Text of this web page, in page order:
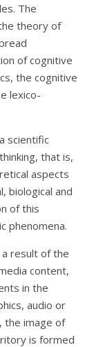
The
theory of
of cognitive
the cognitive
lexico-
scientific
that is,
aspects
biological and
of this
phenomena.
result of the
content,
in the
audio or
the image of
is formed